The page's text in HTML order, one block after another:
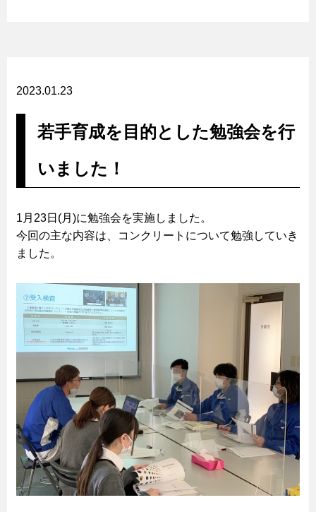
2023.01.23
若手育成を目的とした勉強会を行
いました！
1月23日(月)に勉強会を実施しました。
今回の主な内容は、コンクリートについて勉強していき
ました。